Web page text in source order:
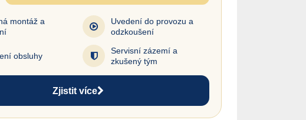
montáž a
Uvedení do provozu a
odzkoušení
obsluhy
Servisní zázemí a
zkušený tým
Zjistit více